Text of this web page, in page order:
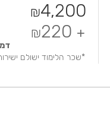
4,200
₪
+
₪
*שכר הלימוד ישולם